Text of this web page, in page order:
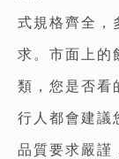
式規格齊全，
求。市面上的
類，您是否看
行人都會建議
品質要求嚴謹